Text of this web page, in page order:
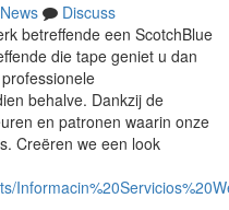
News
Discuss
betreffende een ScotchBlue
die tape geniet u dan
behalve. Dankzij de
en patronen waarin onze
Creëren we een look